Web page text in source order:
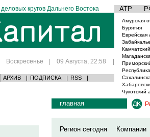
кругов Дальнего Востока АТР
Воскресенье | 09 Августа, 22:58 |
АРХИВ | ПОДПИСКА | RSS |
Амурская
Бурятия
Еврейская
Чукотский
главная
Регион сегодня
Компании